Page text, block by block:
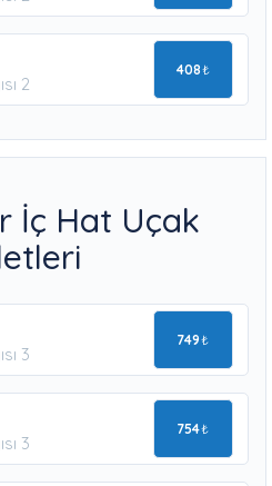
2
408₺
İç Hat Uçak
3
749₺
3
754₺